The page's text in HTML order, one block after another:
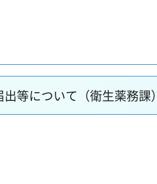
等について（衛生薬務課）